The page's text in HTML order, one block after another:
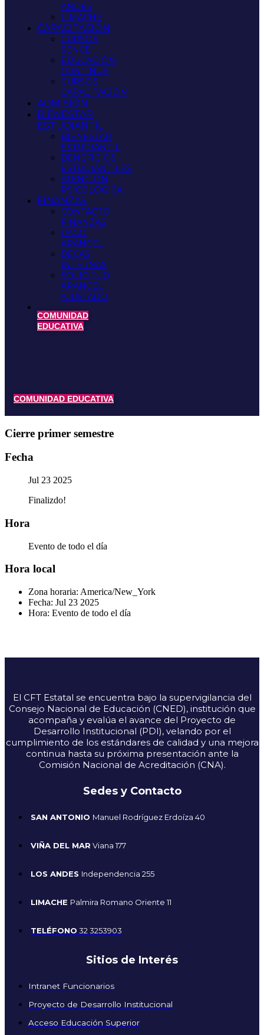
ANDES
LIMACHE
CAPACITACIÓN
CURSOS
SENCE
EDUCACIÓN
CONTINUA
CURSOS
CAPACITACIÓN
ADMISIÓN
BIENESTAR
ESTUDIANTIL
BIENESTAR
ESTUDIANTIL
BENEFICIOS
ESTUDIANTILES
ATENCIÓN
PSICOLÓGICA
FINANZAS
CONTACTO
FINANZAS
PAGO
ARANCEL
BECAS
INTERNAS
SOLICITUD
ARANCEL
AJUSTADO
COMUNIDAD
EDUCATIVA
COMUNIDAD EDUCATIVA
Cierre primer semestre
Fecha
Jul 23 2025
Finalizdo!
Hora
Evento de todo el día
Hora local
Zona horaria: America/New_York
Fecha: Jul 23 2025
Hora: Evento de todo el día
El CFT Estatal se encuentra bajo la supervigilancia del
Consejo Nacional de Educación (CNED), institución que
acompaña y evalúa el avance del Proyecto de
Desarrollo Institucional (PDI), velando por el
cumplimiento de los estándares de calidad y una mejora
continua hasta su próxima presentación ante la
Comisión Nacional de Acreditación (CNA).
Sedes y Contacto
SAN ANTONIO Manuel Rodríguez Erdoíza 40
VIÑA DEL MAR Viana 177
LOS ANDES Independencia 255
LIMACHE Palmira Romano Oriente 11
TELÉFONO 32 3253903
Sitios de Interés
Intranet Funcionarios
Proyecto de Desarrollo Institucional
Acceso Educación Superior